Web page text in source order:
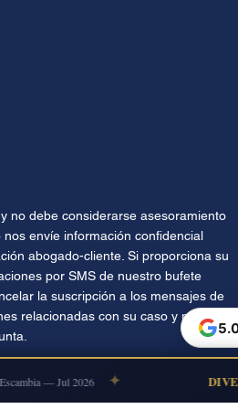
no debe considerarse asesoramiento
envíe información confidencial
abogado-cliente. Si proporciona su
por SMS de nuestro bufete
la suscripción a los mensajes de
relacionadas con su caso y no se
— Jul 2026